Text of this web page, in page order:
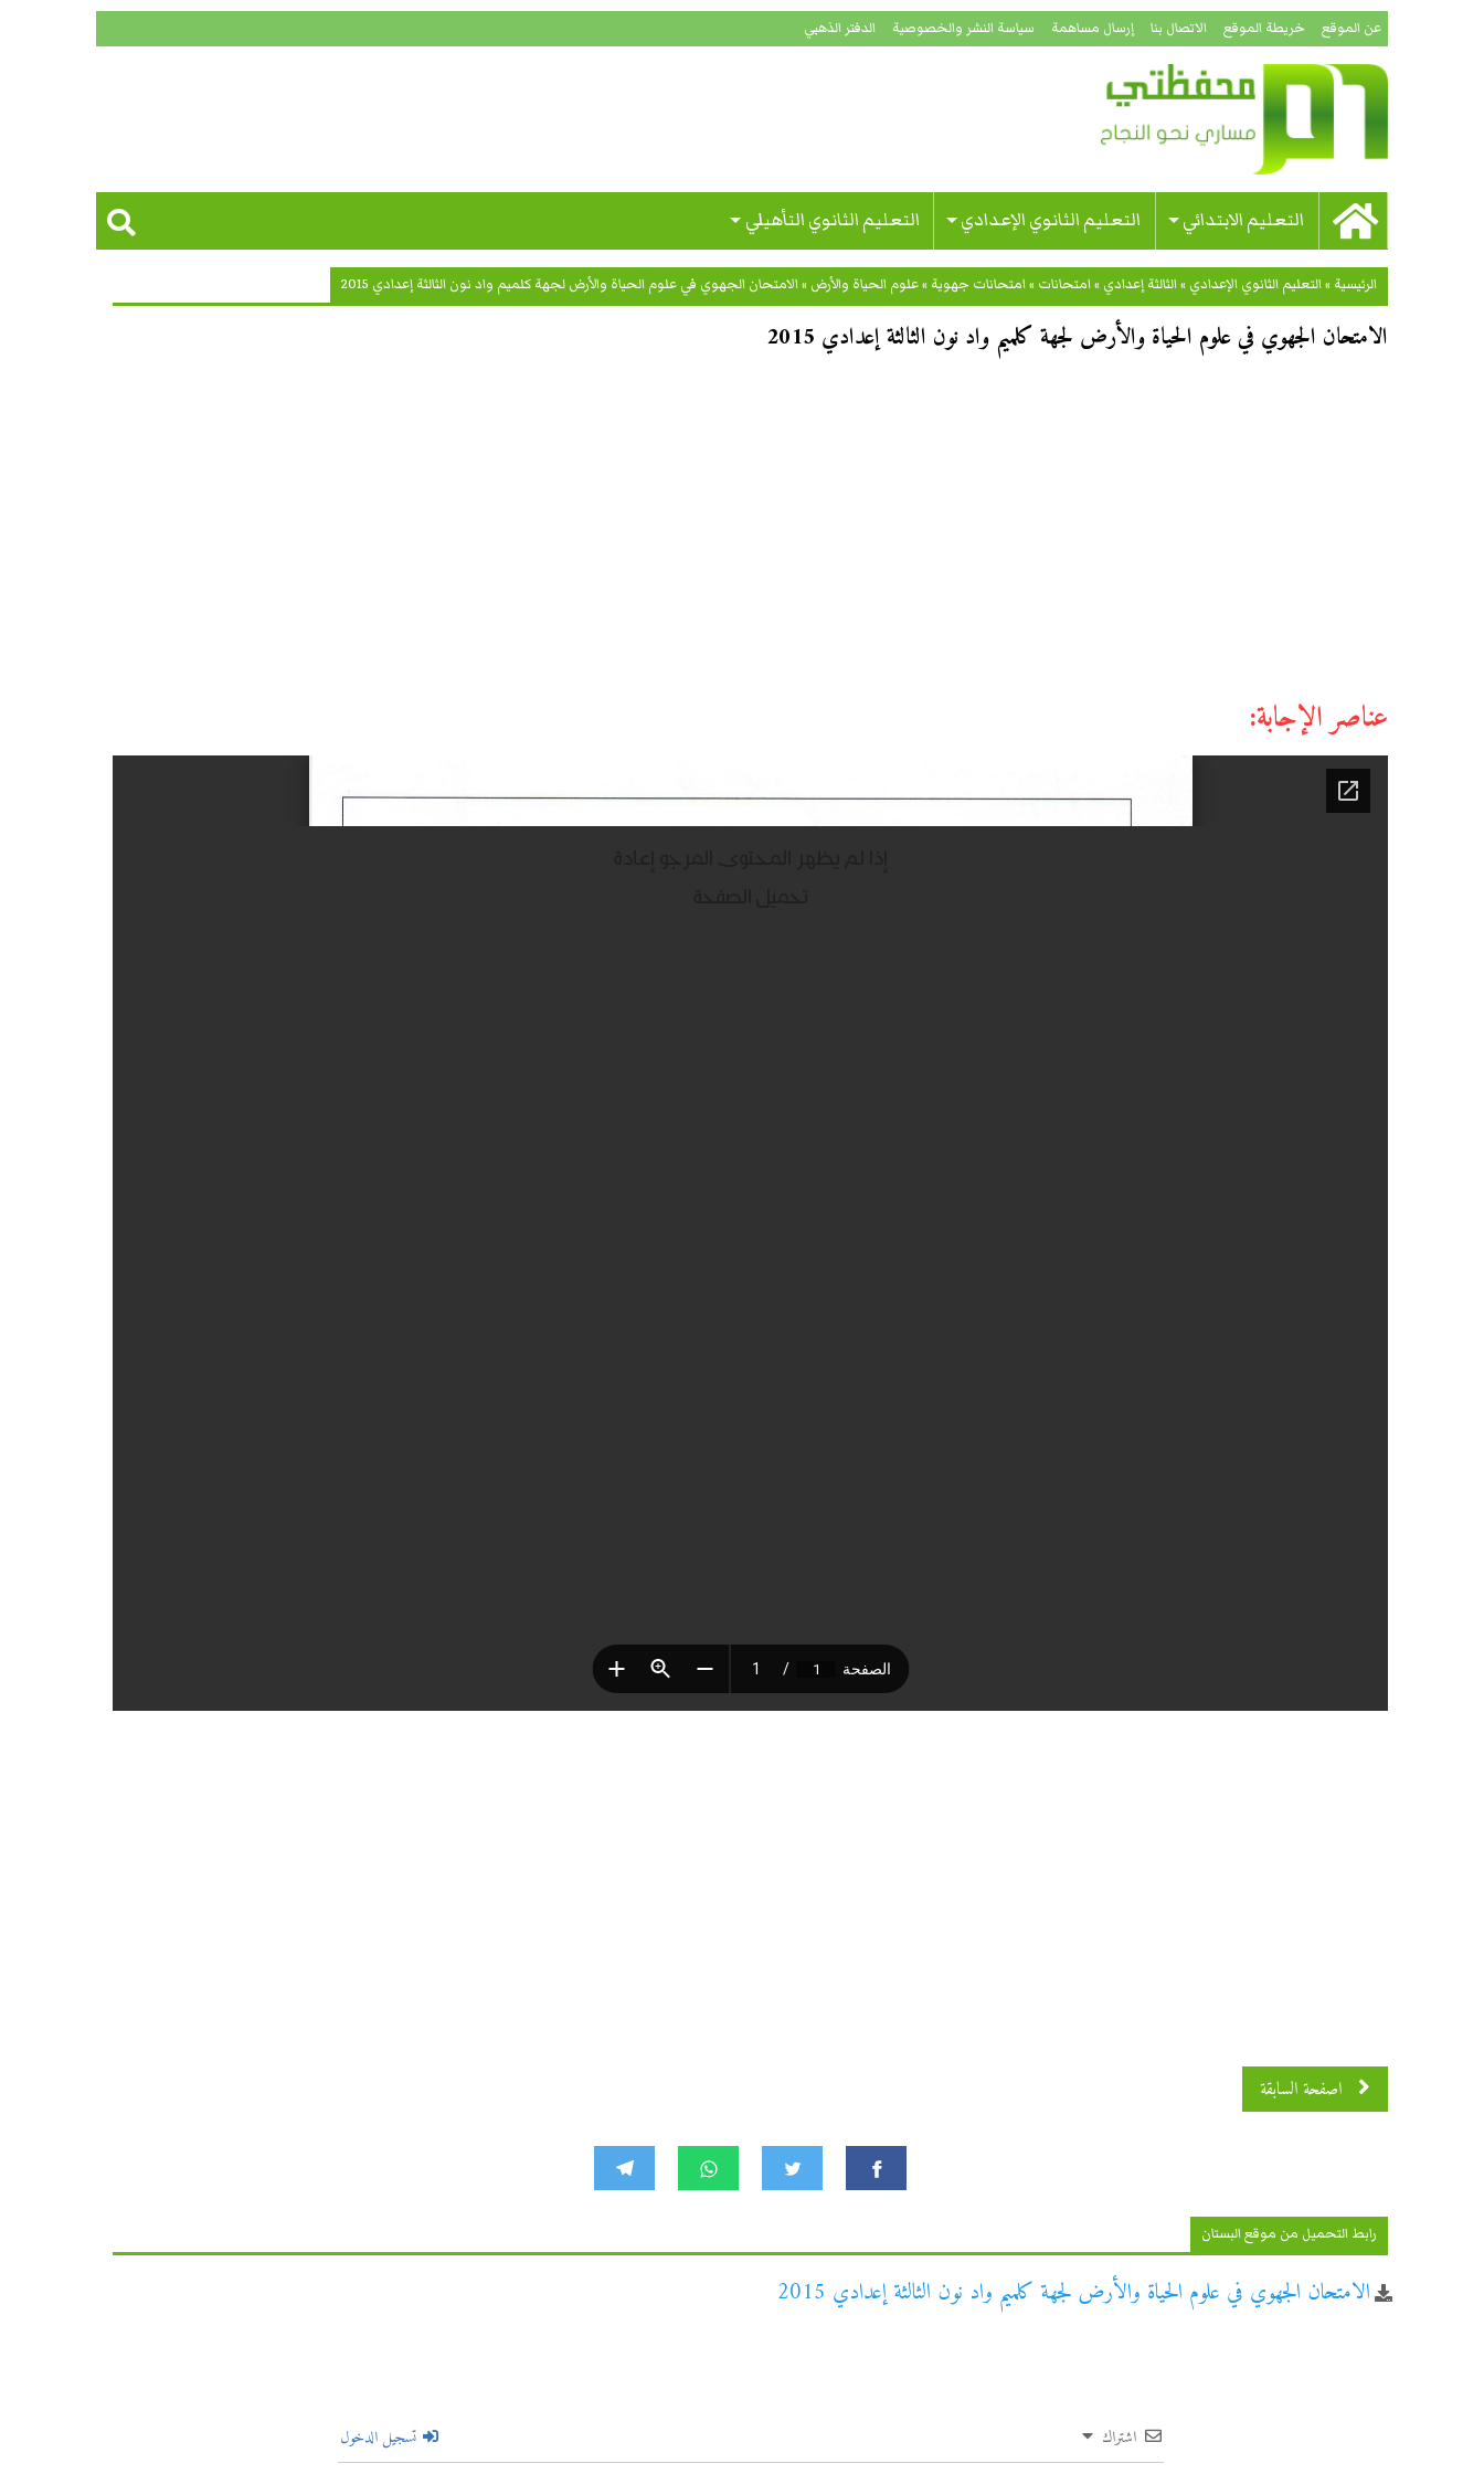
عن الموقع خريطة الموقع الاتصال بنا إرسال مساهمة سياسة النشر والخصوصية الدفتر الذهبي
التعليم الابتدائي التعليم الثانوي الإعدادي التعليم الثانوي التأهيلي
الرئيسية »التعليم الثانوي الإعدادي »الثالثة إعدادي »امتحانات »امتحانات جهوية »علوم الحياة والأرض »الامتحان الجهوي في علوم الحياة والأرض لجهة كلميم واد نون الثالثة إعدادي 2015
الامتحان الجهوي في علوم الحياة والأرض لجهة كلميم واد نون الثالثة إعدادي 2015
عناصر الإجابة:
اصفحة السابقة
رابط التحميل من موقع البستان
الامتحان الجهوي في علوم الحياة والأرض لجهة كلميم واد نون الثالثة إعدادي 2015
اشتراك تسجيل الدخول